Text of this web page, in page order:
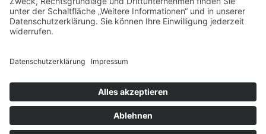
Leonharderstr. 24 | 39042 Brixen/St. Andrä
© trend media – MwSt.-Nr. 03278460211 Impressum
Datenschutz AGB